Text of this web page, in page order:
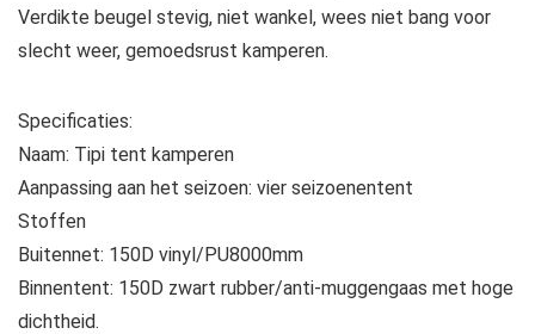
Verdikte beugel stevig, niet wankel, wees niet bang voor
slecht weer, gemoedsrust kamperen.
Specificaties:
Naam: Tipi tent kamperen
Aanpassing aan het seizoen: vier seizoenentent
Stoffen
Buitennet: 150D vinyl/PU8000mm
Binnentent: 150D zwart rubber/anti-muggengaas met hoge
dichtheid.